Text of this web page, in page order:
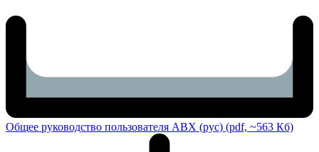
Общее руководство пользователя ABX (рус) (pdf, ~563 Кб)